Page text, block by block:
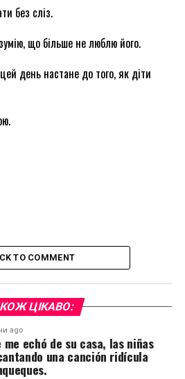
без сліз.
що більше не люблю його.
день настане до того, як діти
TO COMMENT
ЦІКАВО:
ago
me echó de su casa, las niñas
una canción ridícula